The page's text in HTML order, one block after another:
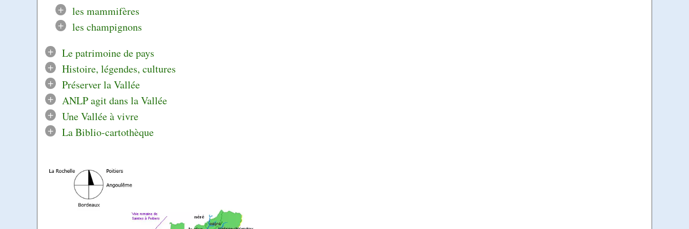
+
les mammifères
+
les champignons
+
Le patrimoine de pays
+
Histoire, légendes, cultures
+
Préserver la Vallée
+
ANLP agit dans la Vallée
+
Une Vallée à vivre
+
La Biblio-cartothèque